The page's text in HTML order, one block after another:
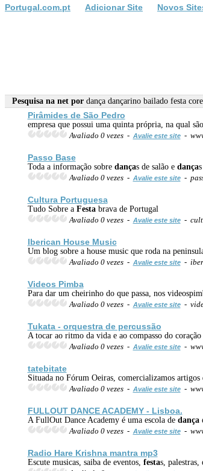
Portugal.com.pt Adicionar Site Novos
Pesquisa na net por dança dançarino bailado festa
Pirâmides de São Pedro
empresa que possui uma quinta própria, na qual
Avaliado 0 vezes - Avalie este site-
Passo Base
Toda a informação sobre danças de salão e dança
Avaliado 0 vezes - Avalie este site-
Cultura Portuguesa
Tudo Sobre a Festabrava de Portugal
Avaliado 0 vezes - Avalie este site-
Iberican House Music
Um blog sobre a house music que roda na
Avaliado 0 vezes - Avalie este site-
Videos Pimba
Para dar um cheirinho do que passa, nos
Avaliado 0 vezes - Avalie este site-
Tukata - orquestra de percussão
A tocar ao ritmo da vida e ao compasso do coração
Avaliado 0 vezes - Avalie este site-
tatebitate
Situada no Fórum Oeiras, comercializamos artigos
Avaliado 0 vezes - Avalie este site-
FULLOUT DANCE ACADEMY - Lisboa.
A FullOut Dance Academy é uma escola de dança
Avaliado 0 vezes - Avalie este site-
Radio Hare Krishna mantra mp3
Escute musicas, saiba de eventos, festas, palestras,